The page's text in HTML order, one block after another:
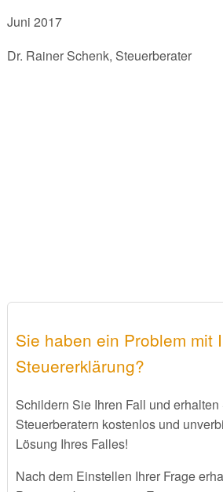
Juni 2017
Dr. Rainer Schenk, Steuerberater
Sie haben ein Problem mit
Steuererklärung?
Schildern Sie Ihren Fall und
Steuerberatern kostenlos und
Lösung Ihres Falles!
Nach dem Einstellen Ihrer Frage